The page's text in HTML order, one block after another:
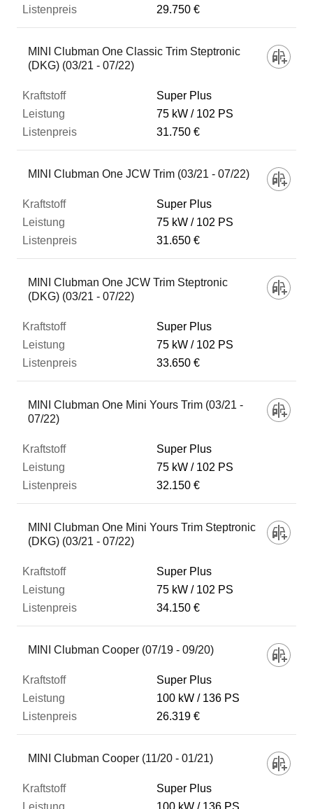
29.750 €
MINI Clubman One Classic Trim Steptronic
(DKG) (03/21 - 07/22)
Super Plus
75 kW
102 PS
31.750 €
MINI Clubman One JCW Trim (03/21 - 07/22)
Super Plus
75 kW
102 PS
31.650 €
MINI Clubman One JCW Trim Steptronic
(DKG) (03/21 - 07/22)
Super Plus
75 kW
102 PS
33.650 €
MINI Clubman One Mini Yours Trim (03/21 -
07/22)
Super Plus
75 kW
102 PS
32.150 €
MINI Clubman One Mini Yours Trim Steptronic
(DKG) (03/21 - 07/22)
Super Plus
75 kW
102 PS
34.150 €
MINI Clubman Cooper (07/19 - 09/20)
Super Plus
100 kW
136 PS
26.319 €
MINI Clubman Cooper (11/20 - 01/21)
Super Plus
100 kW
136 PS